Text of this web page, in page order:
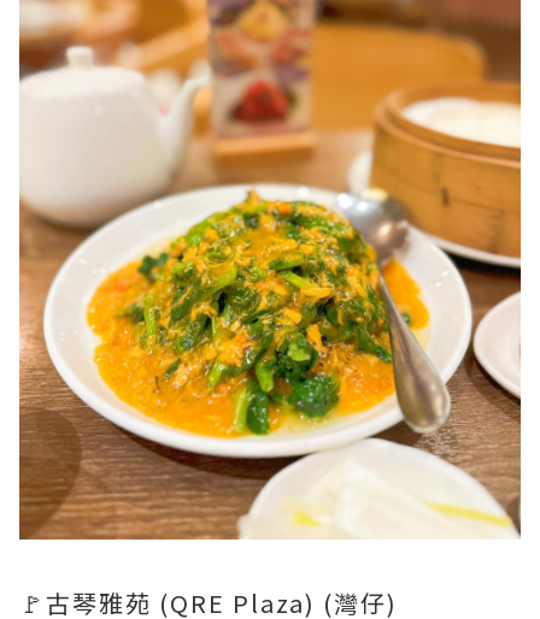
🚩古琴雅苑 (QRE Plaza) (灣仔)